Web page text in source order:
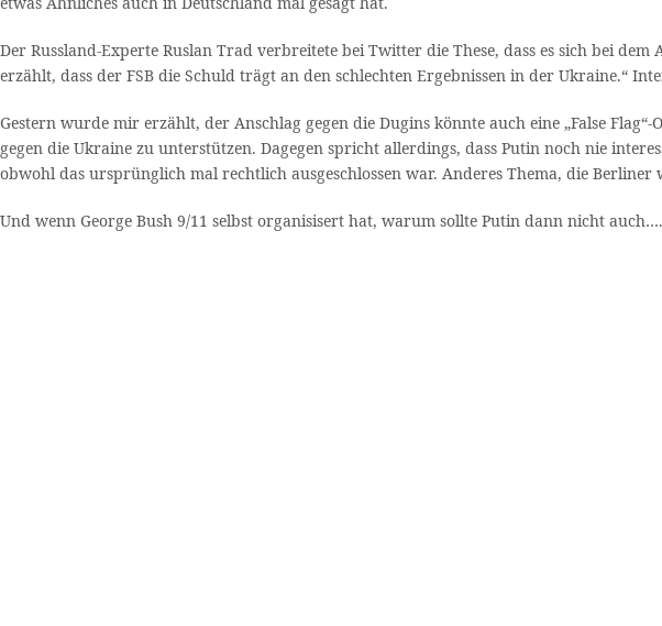
Der Russland-Experte Ruslan Trad verbreitete bei Twitter die These, dass es sich bei
erzählt, dass der FSB die Schuld trägt an den schlechten Ergebnissen in der Ukraine.“
Gestern wurde mir erzählt, der Anschlag gegen die Dugins könnte auch eine „False
gegen die Ukraine zu unterstützen. Dagegen spricht allerdings, dass Putin noch nie
obwohl das ursprünglich mal rechtlich ausgeschlossen war. Anderes Thema, die
Und wenn George Bush 9/11 selbst organisisert hat, warum sollte Putin dann nicht auch….